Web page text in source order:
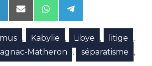
Share
on
Email
Share
on
WhatsApp
Share
on
Telegram
, Kabylie , Libye , litige ,
Matheron , séparatisme ,